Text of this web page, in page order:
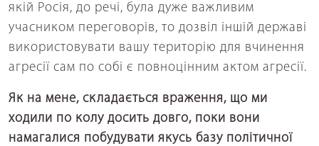
якій Росія, до речі, була дуже важливим
учасником переговорів, то дозвіл іншій державі
використовувати вашу територію для вчинення
агресії сам по собі є повноцінним актом агресії.
Як на мене, складається враження, що ми
ходили по колу досить довго, поки вони
намагалися побудувати якусь базу політичної